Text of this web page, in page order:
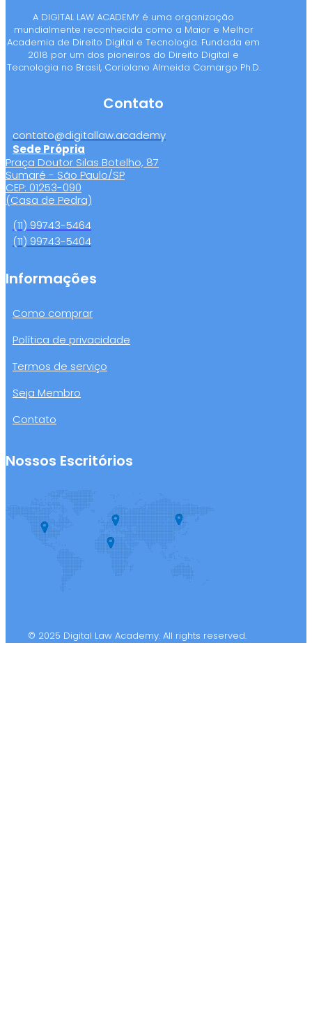
A DIGITAL LAW ACADEMY é uma organização
mundialmente reconhecida como a Maior e Melhor
Academia de Direito Digital e Tecnologia. Fundada em
2018 por um dos pioneiros do Direito Digital e
Tecnologia no Brasil, Coriolano Almeida Camargo Ph.D.
Contato
contato@digitallaw.academy
Sede Própria
Praça Doutor Silas Botelho, 87
Sumaré - São Paulo/SP
CEP: 01253-090
(Casa de Pedra)
(11) 99743-5464
(11) 99743-5404
Informações
Como comprar
Política de privacidade
Termos de serviço
Seja Membro
Contato
Nossos Escritórios
© 2025 Digital Law Academy. All rights reserved.